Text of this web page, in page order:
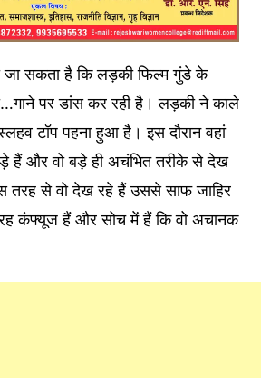
जा सकता है कि लड़की फिल्‍म गुंडे के
पर डांस कर रही है। लड़की ने काले
टॉप पहना हुआ है। इस दौरान वहां
हैं और वो बड़े ही अचंभित तरीके से देख
तरह से वो देख रहे हैं उससे साफ जाहिर
तरह कंफ्यूज हैं और सोच में हैं कि वो अचानक